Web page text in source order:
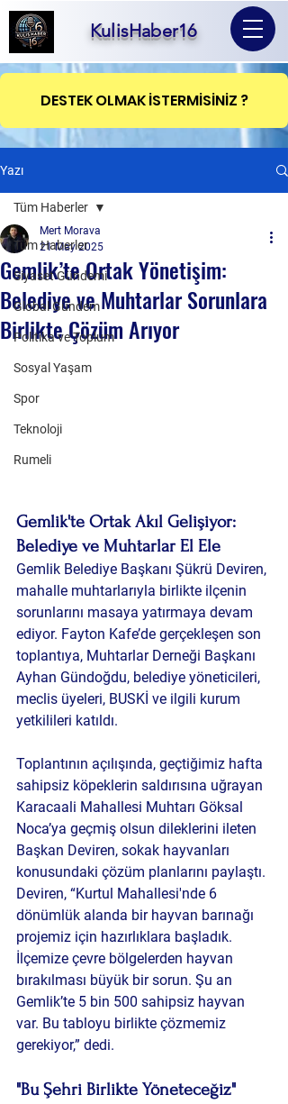
KulisHaber16
DESTEK OLMAK İSTERMİSİNİZ ?
Yazı
Tüm Haberler
Siyaset Gündemi
Global Gündem
Politika ve Toplum
Sosyal Yaşam
Spor
Teknoloji
Rumeli
Tüm Haberler
Gemlik’te Ortak Yönetişim:
Belediye ve Muhtarlar Sorunlara
Birlikte Çözüm Arıyor
Mert Morava
21 May 2025
Gemlik'te Ortak Akıl Gelişiyor:
Belediye ve Muhtarlar El Ele
Gemlik Belediye Başkanı Şükrü Deviren,
mahalle muhtarlarıyla birlikte ilçenin
sorunlarını masaya yatırmaya devam
ediyor. Fayton Kafe’de gerçekleşen son
toplantıya, Muhtarlar Derneği Başkanı
Ayhan Gündoğdu, belediye yöneticileri,
meclis üyeleri, BUSKİ ve ilgili kurum
yetkilileri katıldı.
Toplantının açılışında, geçtiğimiz hafta
sahipsiz köpeklerin saldırısına uğrayan
Karacaali Mahallesi Muhtarı Göksal
Noca’ya geçmiş olsun dileklerini ileten
Başkan Deviren, sokak hayvanları
konusundaki çözüm planlarını paylaştı.
Deviren, “Kurtul Mahallesi'nde 6
dönümlük alanda bir hayvan barınağı
projemiz için hazırlıklara başladık.
İlçemize çevre bölgelerden hayvan
bırakılması büyük bir sorun. Şu an
Gemlik’te 5 bin 500 sahipsiz hayvan
var. Bu tabloyu birlikte çözmemiz
gerekiyor,” dedi.
"Bu Şehri Birlikte Yöneteceğiz"